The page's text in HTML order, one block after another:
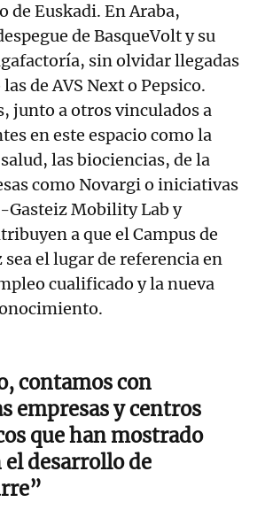
de Euskadi. En Araba,
de BasqueVolt y su
sin olvidar llegadas
de AVS Next o Pepsico.
junto a otros vinculados a
en este espacio como la
las biociencias, de la
como Novargi o iniciativas
Gasteiz Mobility Lab y
a que el Campus de
el lugar de referencia en
cualificado y la nueva
contamos con
empresas y centros
que han mostrado
desarrollo de